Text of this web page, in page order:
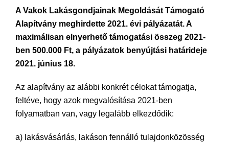
A Vakok Lakásgondjainak Megoldását Támogató
Alapítvány meghirdette 2021. évi pályázatát. A
maximálisan elnyerhető támogatási összeg 2021-
ben 500.000 Ft, a pályázatok benyújtási határideje
2021. június 18.
Az alapítvány az alábbi konkrét célokat támogatja,
feltéve, hogy azok megvalósítása 2021-ben
folyamatban van, vagy legalább elkezdődik:
a) lakásvásárlás, lakáson fennálló tulajdonközösség